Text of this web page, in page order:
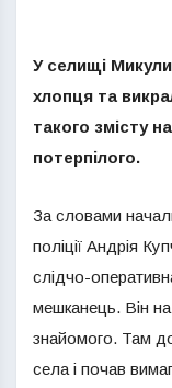
У селищі
хлопця та
такого змісту
потерпілого.
За словами
поліції Андрія
слідчо-
мешканець. Він на
знайомого. Там
села і почав